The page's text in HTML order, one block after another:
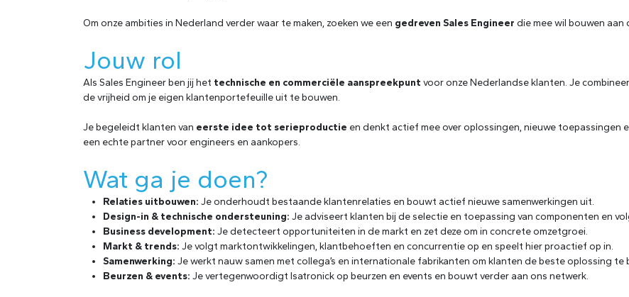
Om onze ambities in Nederland verder waar te maken, zoeken we een gedreven Sales Engineer die mee wil bouwen aan
Jouw rol
Als Sales Engineer ben jij het technische en commerciële aanspreekpunt voor onze Nederlandse klanten. Je
de vrijheid om je eigen klantenportefeuille uit te bouwen.
Je begeleidt klanten van eerste idee tot serieproductie en denkt actief mee over oplossingen, nieuwe toepassingen
een echte partner voor engineers en aankopers.
Wat ga je doen?
Relaties uitbouwen: Je onderhoudt bestaande klantenrelaties en bouwt actief nieuwe samenwerkingen uit.
Design-in & technische ondersteuning: Je adviseert klanten bij de selectie en toepassing van componenten en
Business development: Je detecteert opportuniteiten in de markt en zet deze om in concrete omzetgroei.
Markt & trends: Je volgt marktontwikkelingen, klantbehoeften en concurrentie op en speelt hier proactief op in.
Samenwerking: Je werkt nauw samen met collega’s en internationale fabrikanten om klanten de beste oplossing te
Beurzen & events: Je vertegenwoordigt Isatronick op beurzen en events en bouwt verder aan ons netwerk.